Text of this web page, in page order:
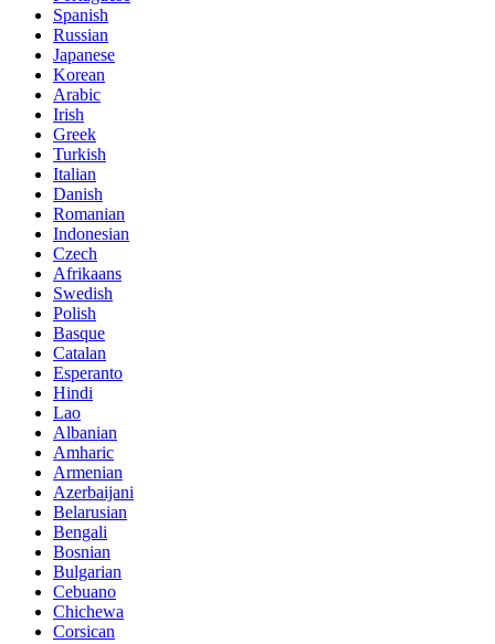
Spanish
Russian
Japanese
Korean
Arabic
Irish
Greek
Turkish
Italian
Danish
Romanian
Indonesian
Czech
Afrikaans
Swedish
Polish
Basque
Catalan
Esperanto
Hindi
Lao
Albanian
Amharic
Armenian
Azerbaijani
Belarusian
Bengali
Bosnian
Bulgarian
Cebuano
Chichewa
Corsican